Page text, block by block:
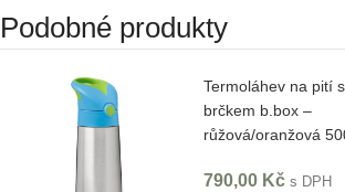
Podobné produkty
Termoláhev na pití s
brčkem b.box –
růžová/oranžová
790,00 Kč s DPH